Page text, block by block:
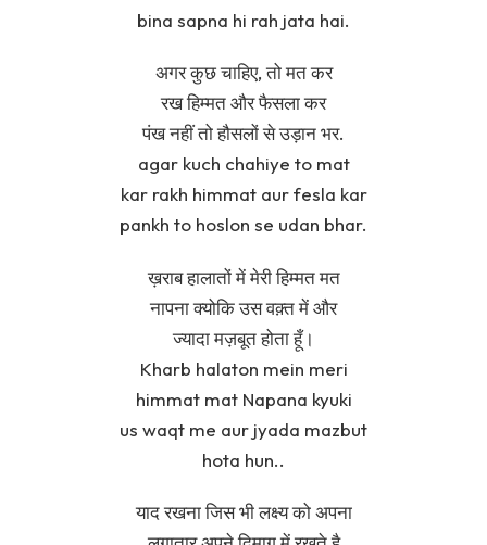
bina sapna hi rah jata hai.
अगर कुछ चाहिए, तो मत कर
रख हिम्मत और फैसला कर
पंख नहीं तो हौसलों से उड़ान भर.
agar kuch chahiye to mat
kar rakh himmat aur fesla kar
pankh to hoslon se udan bhar.
ख़राब हालातों में मेरी हिम्मत मत
नापना क्योकि उस वक़्त में और
ज्यादा मज़बूत होता हूँ।
Kharb halaton mein meri
himmat mat Napana kyuki
us waqt me aur jyada mazbut
hota hun..
याद रखना जिस भी लक्ष्य को अपना